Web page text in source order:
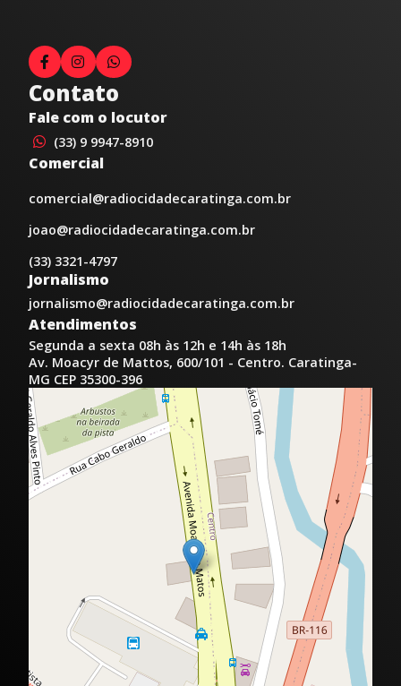
Contato
Fale com o locutor
(33) 9 9947-8910
Comercial
comercial@radiocidadecaratinga.com.br
joao@radiocidadecaratinga.com.br
(33) 3321-4797
Jornalismo
jornalismo@radiocidadecaratinga.com.br
Atendimentos
Segunda a sexta 08h às 12h e 14h às 18h
Av. Moacyr de Mattos, 600/101 - Centro. Caratinga-
MG CEP 35300-396